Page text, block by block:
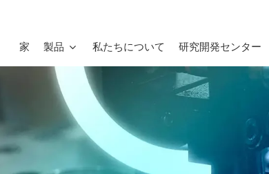
家 製品 私たちについて 研究開発センター